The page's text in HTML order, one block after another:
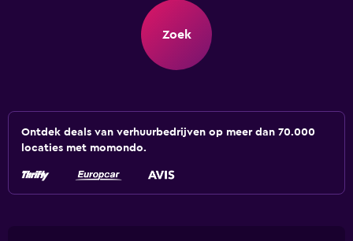
Zoek
Ontdek deals van verhuurbedrijven op meer dan 70.000
locaties met momondo.